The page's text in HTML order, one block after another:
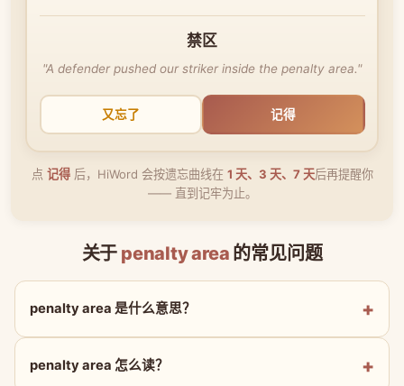
禁区
"A defender pushed our striker inside the penalty area."
又忘了 记得
点 记得后，HiWord 会按遗忘曲线在 1 天、3 天、7 天后再提醒你
—— 直到记牢为止。
关于 penalty area 的常见问题
penalty area 是什么意思？
penalty area 怎么读？